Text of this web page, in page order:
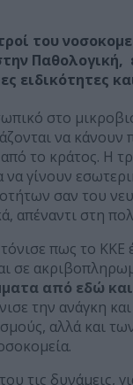
του
ειδικότητες
στο
να
το κράτος. Η
γίνουν
σαν του
απέναντι στη
πως το
σε
από εδώ
την ανάγκη
αλλά και
τις δυνάμεις,